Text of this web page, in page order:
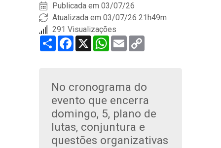
Publicada em 03/07/26
Atualizada em 03/07/26 21h49m
291 Visualizações
Share Facebook
X WhatsApp
Email
No cronograma do
evento que encerra
domingo, 5, plano de
lutas, conjuntura e
questões organizativas